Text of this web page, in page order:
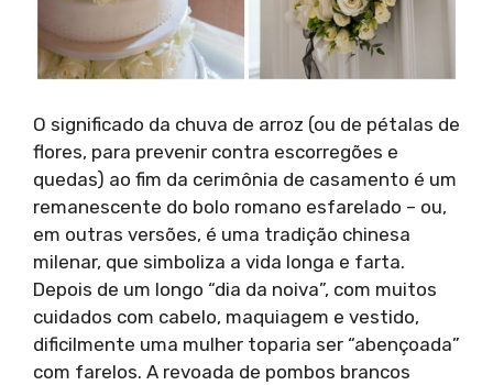
O significado da chuva de arroz (ou de pétalas de
flores, para prevenir contra escorregões e
quedas) ao fim da cerimônia de casamento é um
remanescente do bolo romano esfarelado – ou,
em outras versões, é uma tradição chinesa
milenar, que simboliza a vida longa e farta.
Depois de um longo “dia da noiva”, com muitos
cuidados com cabelo, maquiagem e vestido,
dificilmente uma mulher toparia ser “abençoada”
com farelos. A revoada de pombos brancos